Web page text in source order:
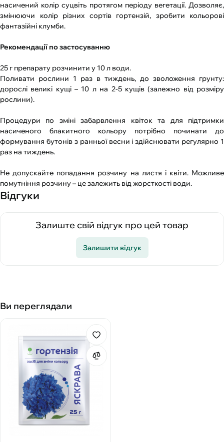
насичений колір суцвіть протягом періоду вегетації. Дозволяє,
змінюючи колір різних сортів гортензій, зробити кольорові
фантазійні клумби.
Рекомендації по застосуванню
25 г препарату розчинити у 10 л води.
Поливати рослини 1 раз в тиждень, до зволоження грунту:
дорослі великі кущі – 10 л на 2-5 кущів (залежно від розміру
рослини).
Процедури по зміні забарвлення квіток та для підтримки
насиченого блакитного кольору потрібно починати до
формування бутонів з ранньої весни і здійснювати регулярно 1
раз на тиждень.
Не допускайте попадання розчину на листя і квіти. Можливе
помутніння розчину – це залежить від жорсткості води.
Відгуки
Залиште свій відгук про цей товар
Залишити відгук
Ви переглядали